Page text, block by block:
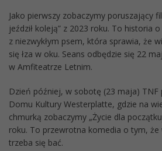
Jako pierwszy zobaczymy poruszający
jeździł koleją” z 2023 roku. To historia
z niezwykłym psem, która sprawia, że
się łza w oku. Seans odbędzie się 22
w Amfiteatrze Letnim.
Dzień później, w sobotę (23 maja) TNF
Domu Kultury Westerplatte, gdzie na
chmurką zobaczymy „Życie dla
roku. To przewrotna komedia o tym, że
trzeba się bać.